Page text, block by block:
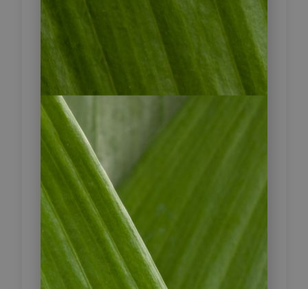
Fahrt nach Putre auf
Die heutige malerische Route führt
Sie unter anderem zu den
Petroglyphen von Ofragía.
Unterwegs
können Sie auch den „Tambo de Zapahuira“
besuchen. Dieser Gebäudekomplex befindet
sich 107 km von Arica entfernt und wurde
zum Nationaldenkmal erklärt. Im Inka-Reich
diente er als Lager für Textilien, Lebensmittel
und Waffen. Nach der Ankunft im
Hochlanddorf Putre, das auf einer Höhe von
3.600 m über dem Meeresspiegel liegt,